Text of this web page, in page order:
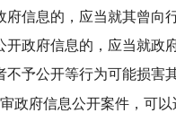
信息的，应当就其曾向
政府信息的，应当就政
予公开等行为可能损害
政府信息公开案件，可